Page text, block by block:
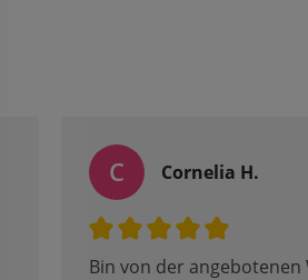
C Cornelia H.
Bin von der angebotenen